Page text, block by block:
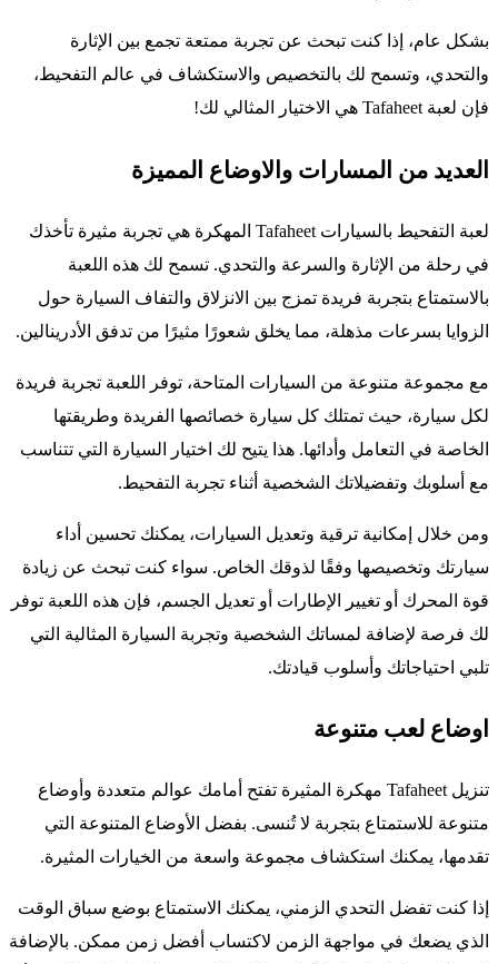
بشكل عام، إذا كنت تبحث عن تجربة ممتعة تجمع بين الإثارة
والتحدي، وتسمح لك بالتخصيص والاستكشاف في عالم التفحيط،
فإن لعبة Tafaheet هي الاختيار المثالي لك!
العديد من المسارات والاوضاع المميزة
لعبة التفحيط بالسيارات Tafaheet المهكرة هي تجربة مثيرة تأخذك
في رحلة من الإثارة والسرعة والتحدي. تسمح لك هذه اللعبة
بالاستمتاع بتجربة فريدة تمزج بين الانزلاق والتفاف السيارة حول
الزوايا بسرعات مذهلة، مما يخلق شعورًا مثيرًا من تدفق الأدرينالين.
مع مجموعة متنوعة من السيارات المتاحة، توفر اللعبة تجربة فريدة
لكل سيارة، حيث تمتلك كل سيارة خصائصها الفريدة وطريقتها
الخاصة في التعامل وأدائها. هذا يتيح لك اختيار السيارة التي تتناسب
مع أسلوبك وتفضيلاتك الشخصية أثناء تجربة التفحيط.
ومن خلال إمكانية ترقية وتعديل السيارات، يمكنك تحسين أداء
سيارتك وتخصيصها وفقًا لذوقك الخاص. سواء كنت تبحث عن زيادة
قوة المحرك أو تغيير الإطارات أو تعديل الجسم، فإن هذه اللعبة توفر
لك فرصة لإضافة لمساتك الشخصية وتجربة السيارة المثالية التي
تلبي احتياجاتك وأسلوب قيادتك.
اوضاع لعب متنوعة
تنزيل Tafaheet مهكرة المثيرة تفتح أمامك عوالم متعددة وأوضاع
متنوعة للاستمتاع بتجربة لا تُنسى. بفضل الأوضاع المتنوعة التي
تقدمها، يمكنك استكشاف مجموعة واسعة من الخيارات المثيرة.
إذا كنت تفضل التحدي الزمني، يمكنك الاستمتاع بوضع سباق الوقت
الذي يضعك في مواجهة الزمن لاكتساب أفضل زمن ممكن. بالإضافة